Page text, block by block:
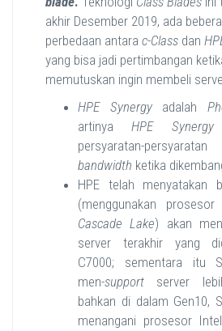
akhir Desember 2019, ada
perbedaan antara c-Class dan
yang bisa jadi pertimbangan
memutuskan ingin membeli
HPE Synergyadalah
artinyaHPE Synergy
persyaratan-
bandwidth ketika
HPE telah menyatakan
(menggunakan prosesor
Cascade Lake) akan
server terakhir yang
C7000; sementara itu
men-support server
bahkan di dalam Gen10,
menangani prosesor